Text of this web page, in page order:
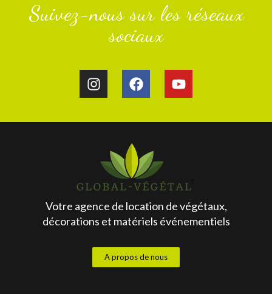
Suivez-nous sur les réseaux
sociaux
Votre agence de location de végétaux,
décorations et matériels événementiels
A propos de nous